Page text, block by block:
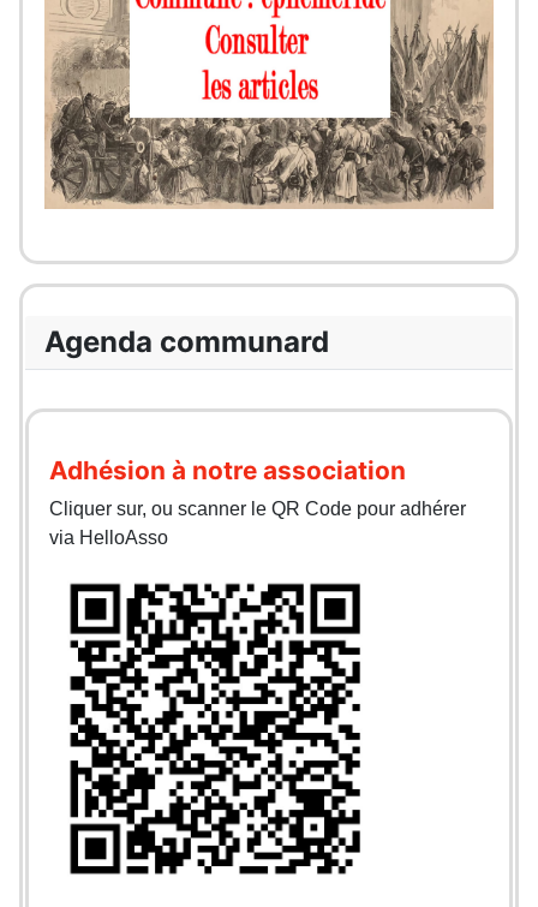
Agenda communard
Adhésion à notre association
Cliquer sur, ou scanner le QR Code pour adhérer
via HelloAsso